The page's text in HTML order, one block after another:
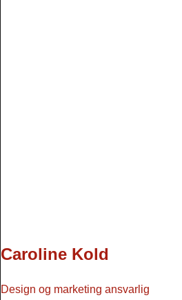
Caroline Kold
Design og marketing ansvarlig